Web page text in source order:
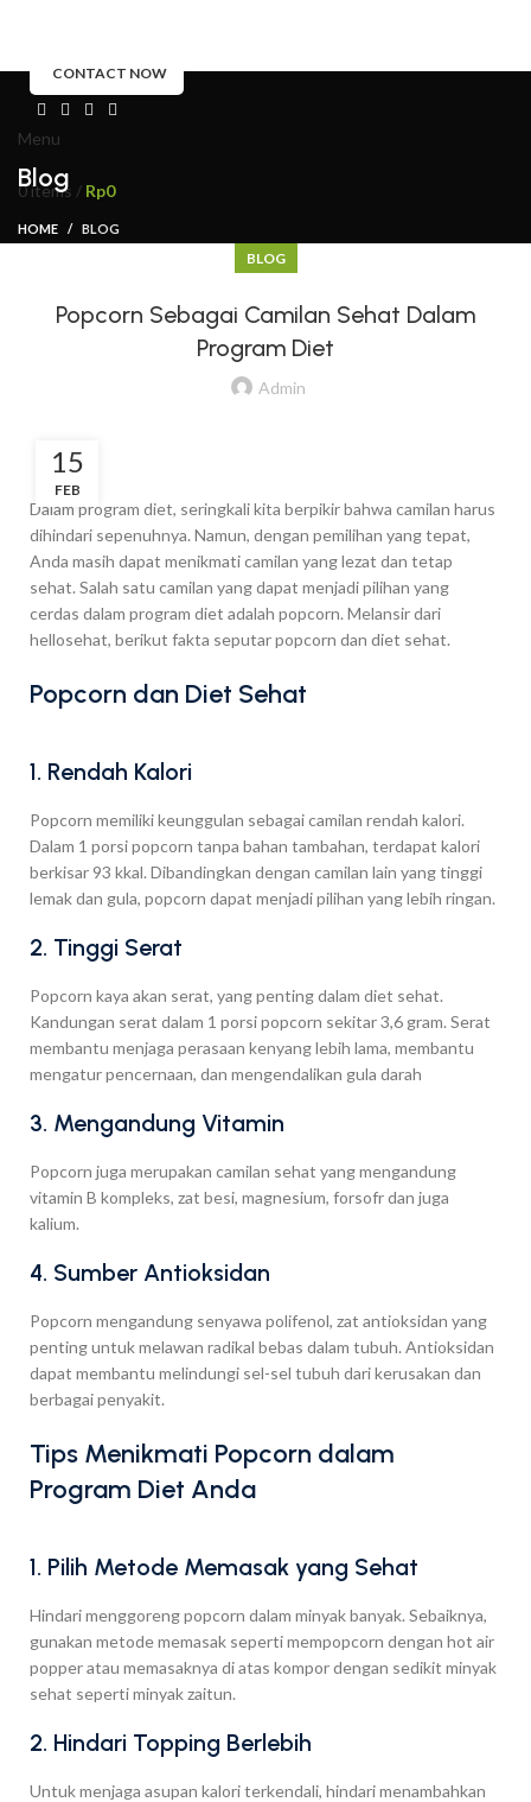
CONTACT NOW
Menu
0items / Rp0
Blog
HOME BLOG
BLOG
Popcorn Sebagai Camilan Sehat Dalam
Program Diet
Admin
15
FEB
Dalam program diet, seringkali kita berpikir bahwa camilan harus
dihindari sepenuhnya. Namun, dengan pemilihan yang tepat,
Anda masih dapat menikmati camilan yang lezat dan tetap
sehat. Salah satu camilan yang dapat menjadi pilihan yang
cerdas dalam program diet adalah popcorn. Melansir dari
hellosehat, berikut fakta seputar popcorn dan diet sehat.
Popcorn dan Diet Sehat
1. Rendah Kalori
Popcorn memiliki keunggulan sebagai camilan rendah kalori.
Dalam 1 porsi popcorn tanpa bahan tambahan, terdapat kalori
berkisar 93 kkal. Dibandingkan dengan camilan lain yang tinggi
lemak dan gula, popcorn dapat menjadi pilihan yang lebih ringan.
2. Tinggi Serat
Popcorn kaya akan serat, yang penting dalam diet sehat.
Kandungan serat dalam 1 porsi popcorn sekitar 3,6 gram. Serat
membantu menjaga perasaan kenyang lebih lama, membantu
mengatur pencernaan, dan mengendalikan gula darah
3. Mengandung Vitamin
Popcorn juga merupakan camilan sehat yang mengandung
vitamin B kompleks, zat besi, magnesium, forsofr dan juga
kalium.
4. Sumber Antioksidan
Popcorn mengandung senyawa polifenol, zat antioksidan yang
penting untuk melawan radikal bebas dalam tubuh. Antioksidan
dapat membantu melindungi sel-sel tubuh dari kerusakan dan
berbagai penyakit.
Tips Menikmati Popcorn dalam
Program Diet Anda
1. Pilih Metode Memasak yang Sehat
Hindari menggoreng popcorn dalam minyak banyak. Sebaiknya,
gunakan metode memasak seperti mempopcorn dengan hot air
popper atau memasaknya di atas kompor dengan sedikit minyak
sehat seperti minyak zaitun.
2. Hindari Topping Berlebih
Untuk menjaga asupan kalori terkendali, hindari menambahkan